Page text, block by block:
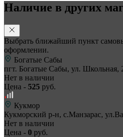
Наличие в других
Выбрать ближайший пункт
оформлении.
Богатые Сабы
пгт. Богатые Сабы, ул. Школьная,
Нет в наличии
Цена - 525 руб.
Кукмор
Кукморский р-н, с.Манзарас,
Нет в наличии
Цена - 0 руб.